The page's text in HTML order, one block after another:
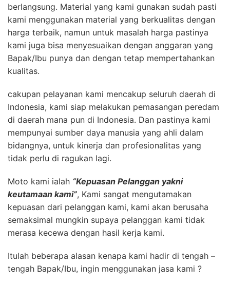
berlangsung. Material yang kami gunakan sudah pasti
kami menggunakan material yang berkualitas dengan
harga terbaik, namun untuk masalah harga pastinya
kami juga bisa menyesuaikan dengan anggaran yang
Bapak/Ibu punya dan dengan tetap mempertahankan
kualitas.
cakupan pelayanan kami mencakup seluruh daerah di
Indonesia, kami siap melakukan pemasangan peredam
di daerah mana pun di Indonesia. Dan pastinya kami
mempunyai sumber daya manusia yang ahli dalam
bidangnya, untuk kinerja dan profesionalitas yang
tidak perlu di ragukan lagi.
Moto kami ialah “Kepuasan Pelanggan yakni
keutamaan kami”, Kami sangat mengutamakan
kepuasan dari pelanggan kami, kami akan berusaha
semaksimal mungkin supaya pelanggan kami tidak
merasa kecewa dengan hasil kerja kami.
Itulah beberapa alasan kenapa kami hadir di tengah –
tengah Bapak/Ibu, ingin menggunakan jasa kami ?